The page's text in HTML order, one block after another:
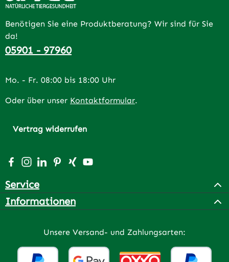
Benötigen Sie eine Produktberatung? Wir sind für Sie
da!
05901 - 97960
Mo. - Fr. 08:00 bis 18:00 Uhr
Oder über unser Kontaktformular.
Vertrag widerrufen
Besuche uns auf Facebook – öffnet in neuem Tab
Schau auf Instagram vorbei – öffnet in neuem Tab
Vernetze dich mit uns auf LinkedIn – öffnet in
Lass dich auf Pinterest inspirieren – öffnet
Vernetze dich mit uns auf Xing – öffnet
Sieh dir unsere Videos auf YouTube
Service
Informationen
Unsere Versand- und Zahlungsarten: